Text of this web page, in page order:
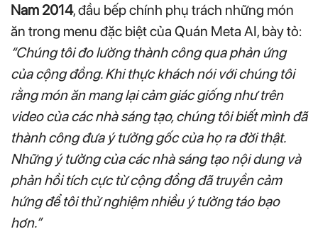
Nam 2014, đầu bếp chính phụ trách những món
ăn trong menu đặc biệt của Quán Meta AI, bày tỏ:
“Chúng tôi đo lường thành công qua phản ứng
của cộng đồng. Khi thực khách nói với chúng tôi
rằng món ăn mang lại cảm giác giống như trên
video của các nhà sáng tạo, chúng tôi biết mình đã
thành công đưa ý tưởng gốc của họ ra đời thật.
Những ý tưởng của các nhà sáng tạo nội dung và
phản hồi tích cực từ cộng đồng đã truyền cảm
hứng để tôi thử nghiệm nhiều ý tưởng táo bạo
hơn.”